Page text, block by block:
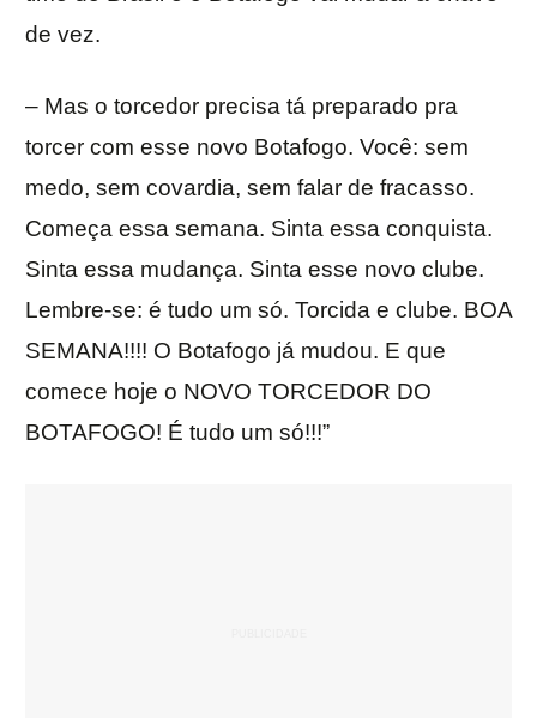
de vez.
– Mas o torcedor precisa tá preparado pra
torcer com esse novo Botafogo. Você: sem
medo, sem covardia, sem falar de fracasso.
Começa essa semana. Sinta essa conquista.
Sinta essa mudança. Sinta esse novo clube.
Lembre-se: é tudo um só. Torcida e clube. BOA
SEMANA!!!! O Botafogo já mudou. E que
comece hoje o NOVO TORCEDOR DO
BOTAFOGO! É tudo um só!!!”